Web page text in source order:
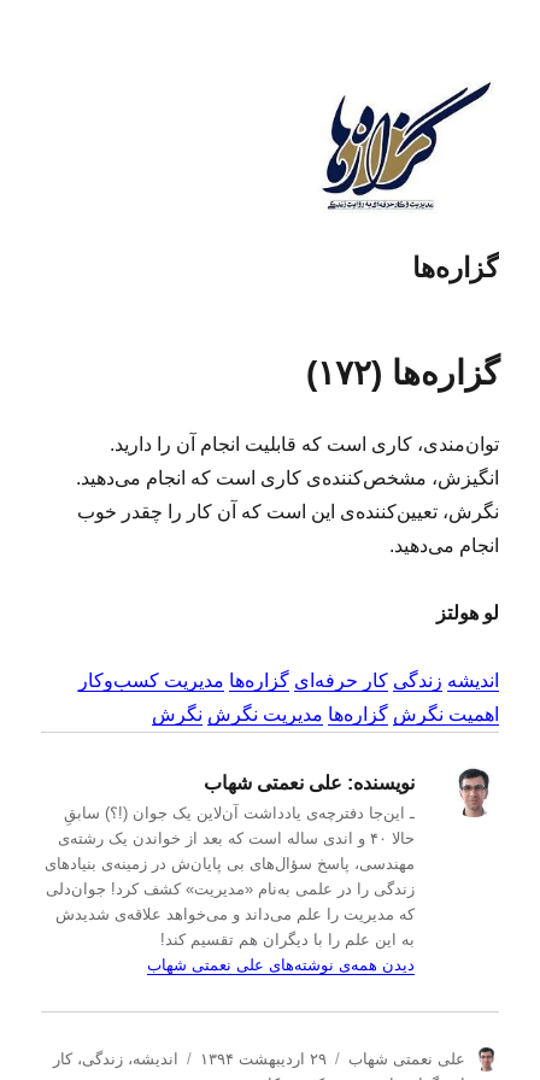
گزاره‌ها
گزاره‌ها (۱۷۲)
توان‌مندی، کاری است که قابلیت انجام آن را دارید.
انگیزش، مشخص‌کننده‌ی کاری است که انجام می‌دهید.
نگرش، تعیین‌کننده‌ی این است که آن کار را چقدر خوب
انجام می‌دهید.
لو هولتز
اندیشه زندگی کار حرفه‌ای گزاره‌ها مدیریت کسب‌و‌کار
اهمیت نگرش گزاره‌ها مدیریت نگرش نگرش
نویسنده: علی نعمتی شهاب
ـ این‌جا دفترچه‌ی یادداشت‌ آن‌لاین یک جوان (!؟) سابقِ
حالا ۴۰ و اندی ساله است که بعد از خواندن یک رشته‌ی
مهندسی، پاسخ سؤال‌های بی پایان‌ش در زمینه‌ی بنیادهای
زندگی را در علمی به‌نام «مدیریت» کشف کرد! جوان‌دلی
که مدیریت را علم می‌داند و می‌خواهد علاقه‌ی شدیدش
به این علم را با دیگران هم تقسیم کند!
دیدن همه‌ی نوشته‌های علی نعمتی شهاب
نعلی نعمتی شهاب
ا۲۹ اردیبهشت ۱۳۹۴
د
اندیشه،زندگی،کار